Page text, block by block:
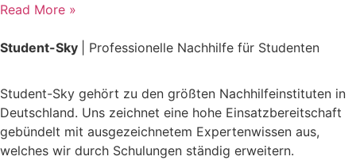
Read More »
Student-Sky | Professionelle Nachhilfe für Studenten
Student-Sky gehört zu den größten Nachhilfeinstituten in
Deutschland. Uns zeichnet eine hohe Einsatzbereitschaft
gebündelt mit ausgezeichnetem Expertenwissen aus,
welches wir durch Schulungen ständig erweitern.